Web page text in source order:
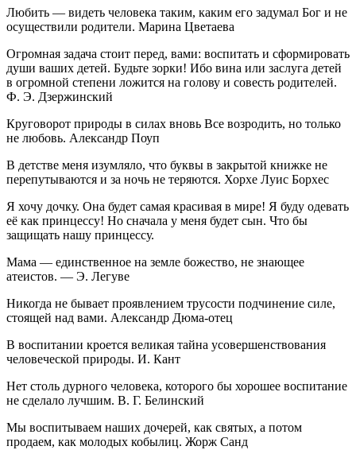
Любить — видеть человека таким, каким его задумал Бог и не
осуществили родители. Марина Цветаева
Огромная задача стоит перед, вами: воспитать и сформировать
души ваших детей. Будьте зорки! Ибо вина или заслуга детей
в огромной степени ложится на голову и совесть родителей.
Ф. Э. Дзержинский
Круговорот природы в силах вновь Все возродить, но только
не любовь. Александр Поуп
В детстве меня изумляло, что буквы в закрытой книжке не
перепутываются и за ночь не теряются. Хорхе Луис Борхес
Я хочу дочку. Она будет самая красивая в мире! Я буду одевать
её как принцессу! Но сначала у меня будет сын. Что бы
защищать нашу принцессу.
Мама — единственное на земле божество, не знающее
атеистов. — Э. Легуве
Никогда не бывает проявлением трусости подчинение силе,
стоящей над вами. Александр Дюма-отец
В воспитании кроется великая тайна усовершенствования
человеческой природы. И. Кант
Нет столь дурного человека, которого бы хорошее воспитание
не сделало лучшим. В. Г. Белинский
Мы воспитываем наших дочерей, как святых, а потом
продаем, как молодых кобылиц. Жорж Санд